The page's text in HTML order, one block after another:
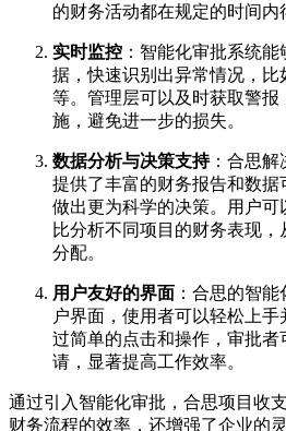
的财务活动都在规定的时间内
实时监控 ：智能化审批系统
据，快速识别出异常情况，
等。管理层可以及时获取警
施，避免进一步的损失。
数据分析与决策支持：合思解
提供了丰富的财务报告和数
做出更为科学的决策。用户
比分析不同项目的财务表现
分配。
用户友好的界面 ：合思的智
户界面，使用者可以轻松上
过简单的点击和操作，审批者
请，显著提高工作效率。
通过引入智能化审批，合思项目收
财务流程的效率，还增强了企业的